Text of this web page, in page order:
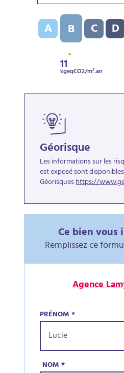
Indice d’émission de
A B
11
kgeqCO2/m².an
C D
Géorisque
Les informations sur les
est exposé sont
Géorisqueshttps://
Ce bien vous
Remplissez ce
Agence
PRÉNOM*
NOM*